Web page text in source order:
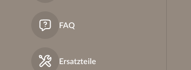
FAQ
Ersatzteile